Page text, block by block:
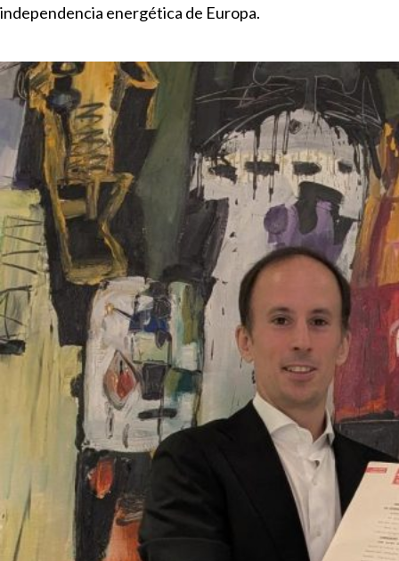
independencia energética de Europa.